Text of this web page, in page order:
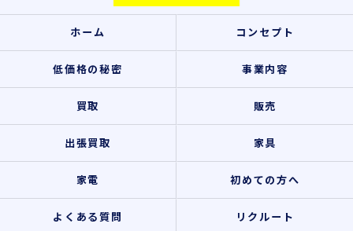
ホーム コンセプト
低価格の秘密 事業内容
買取 販売
出張買取 家具
家電 初めての方へ
よくある質問 リクルート